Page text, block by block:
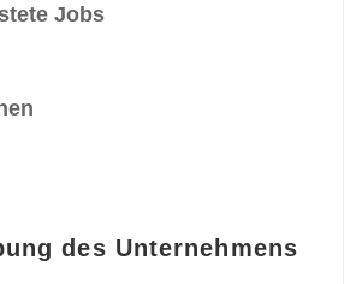
Jobs
des Unternehmens